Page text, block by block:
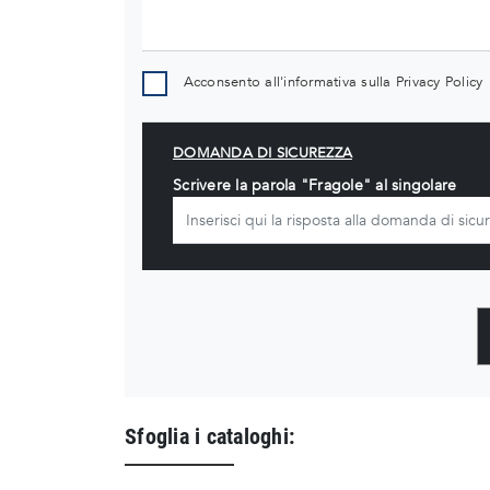
Acconsento all'informativa sulla Privacy Policy
DOMANDA DI SICUREZZA
Scrivere la parola "Fragole" al singolare
Sfoglia i cataloghi: